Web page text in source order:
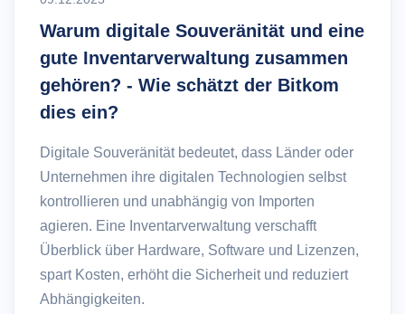
Warum digitale Souveränität und eine
gute Inventarverwaltung zusammen
gehören? - Wie schätzt der Bitkom
dies ein?
Digitale Souveränität bedeutet, dass Länder oder
Unternehmen ihre digitalen Technologien selbst
kontrollieren und unabhängig von Importen
agieren. Eine Inventarverwaltung verschafft
Überblick über Hardware, Software und Lizenzen,
spart Kosten, erhöht die Sicherheit und reduziert
Abhängigkeiten.